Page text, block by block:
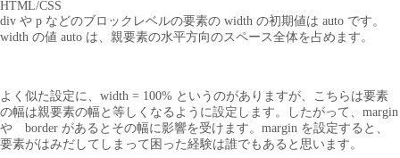
HTML/CSS
div や p などのブロックレベルの要素の width の初期値は auto です。
width の値 auto は、親要素の水平方向のスペース全体を占めます。
よく似た設定に、width = 100% というのがありますが、こちらは要素
の幅は親要素の幅と等しくなるように設定します。したがって、margin
や border があるとその幅に影響を受けます。margin を設定すると、
要素がはみだしてしまって困った経験は誰でもあると思います。